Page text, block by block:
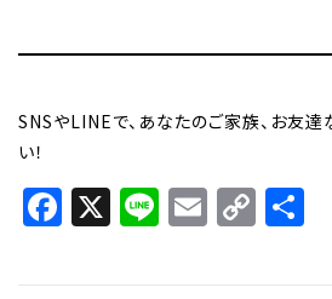
SNSやLINEで、あなたのご家族、お友
い！
Facebook
X LineEmail
Copy
Link